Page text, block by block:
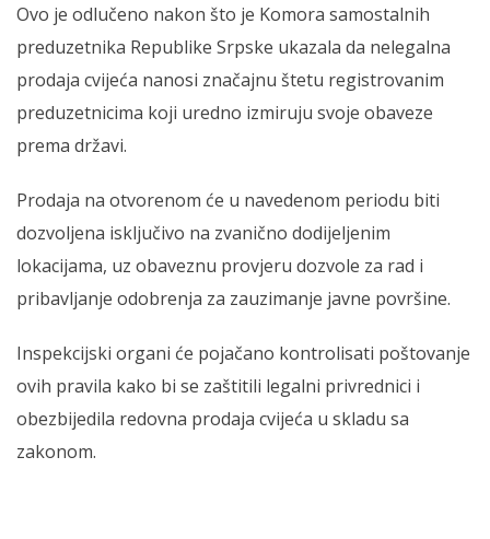
Ovo je odlučeno nakon što je Komora samostalnih
preduzetnika Republike Srpske ukazala da nelegalna
prodaja cvijeća nanosi značajnu štetu registrovanim
preduzetnicima koji uredno izmiruju svoje obaveze
prema državi.
Prodaja na otvorenom će u navedenom periodu biti
dozvoljena isključivo na zvanično dodijeljenim
lokacijama, uz obaveznu provjeru dozvole za rad i
pribavljanje odobrenja za zauzimanje javne površine.
Inspekcijski organi će pojačano kontrolisati poštovanje
ovih pravila kako bi se zaštitili legalni privrednici i
obezbijedila redovna prodaja cvijeća u skladu sa
zakonom.